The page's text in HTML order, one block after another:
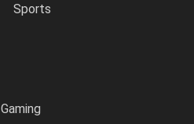
Sports
Gaming